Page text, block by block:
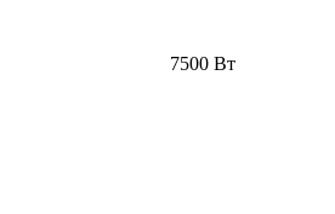
7500 Вт